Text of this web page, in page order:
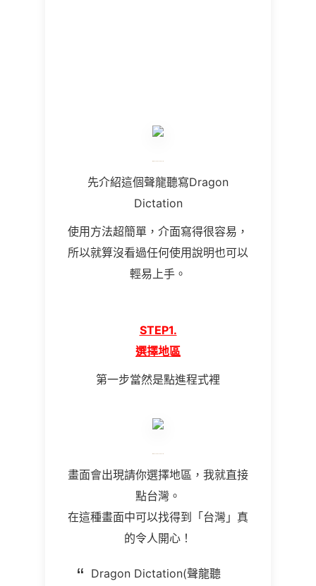
先介紹這個聲龍聽寫Dragon
Dictation
使用方法超簡單，介面寫得很容易，
所以就算沒看過任何使用說明也可以
輕易上手。
STEP1.
選擇地區
第一步當然是點進程式裡
畫面會出現請你選擇地區，我就直接
點台灣。
在這種畫面中可以找得到「台灣」真
的令人開心！
Dragon Dictation(聲龍聽